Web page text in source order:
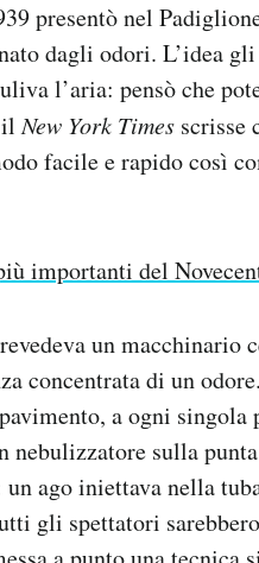
presentò nel
dagli odori. L’idea gli
l’aria: pensò che
ilNew York Times scrisse
facile e rapido così
importanti del
un macchinario
concentrata di un
a ogni
nebulizzatore sulla
ago iniettava nella
gli spettatori